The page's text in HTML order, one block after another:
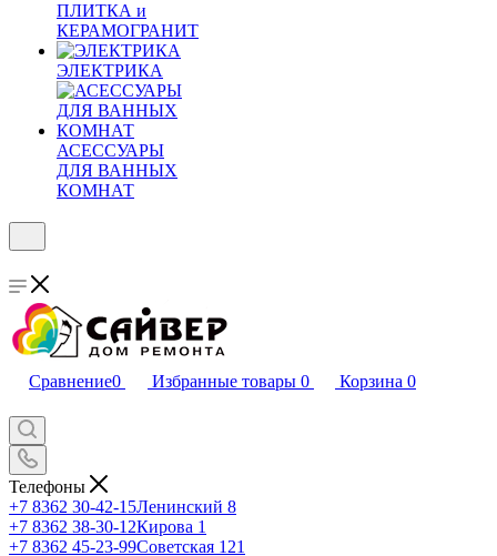
ПЛИТКА и
КЕРАМОГРАНИТ
ЭЛЕКТРИКА
АСЕССУАРЫ
ДЛЯ ВАННЫХ
КОМНАТ
Сравнение0 Избранные товары 0 Корзина 0
Телефоны
+7 8362 30-42-15Ленинский 8
+7 8362 38-30-12Кирова 1
+7 8362 45-23-99Советская 121